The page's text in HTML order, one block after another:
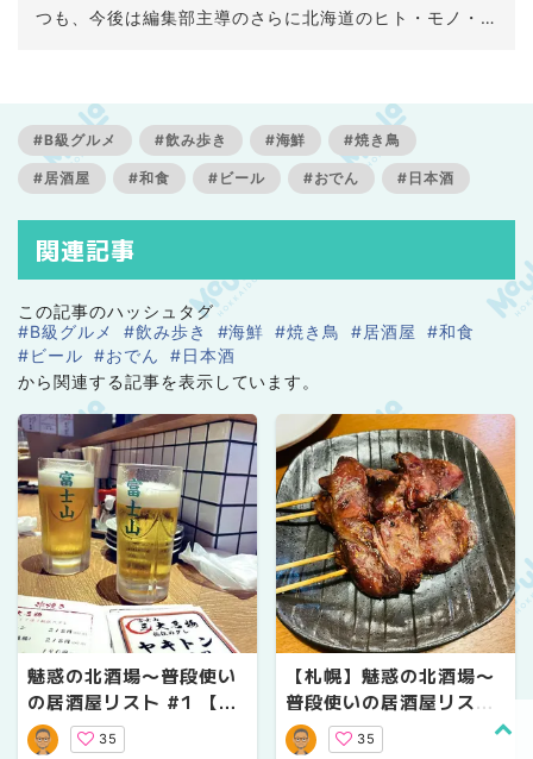
つも、今後は編集部主導のさらに北海道のヒト・モノ・
#B級グルメ #飲み歩き #海鮮 #焼き鳥
#居酒屋 #和食 #ビール #おでん #日本酒
関連記事
この記事のハッシュタグ
#B級グルメ
#飲み歩き #海鮮 #焼き鳥 #居酒屋
#和食
#ビール #おでん
#日本酒
から関連する記事を表示しています。
魅惑の北酒場〜普段使い
の居酒屋リスト #1 【札
幌】
35
【札幌】魅惑の北酒場〜
普段使いの居酒屋リスト
#4
35